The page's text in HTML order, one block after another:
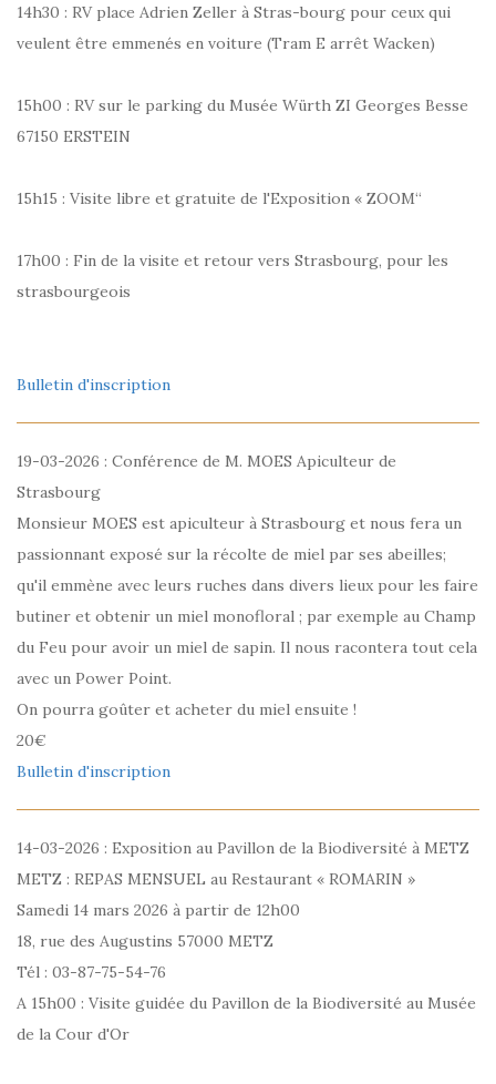
14h30 : RV place Adrien Zeller à Stras-bourg pour ceux qui
veulent être emmenés en voiture (Tram E arrêt Wacken)
15h00 : RV sur le parking du Musée Würth ZI Georges Besse
67150 ERSTEIN
15h15 : Visite libre et gratuite de l'Exposition « ZOOM“
17h00 : Fin de la visite et retour vers Strasbourg, pour les
strasbourgeois
Bulletin d'inscription
19-03-2026 : Conférence de M. MOES Apiculteur de
Strasbourg
Monsieur MOES est apiculteur à Strasbourg et nous fera un
passionnant exposé sur la récolte de miel par ses abeilles;
qu'il emmène avec leurs ruches dans divers lieux pour les faire
butiner et obtenir un miel monofloral ; par exemple au Champ
du Feu pour avoir un miel de sapin. Il nous racontera tout cela
avec un Power Point.
On pourra goûter et acheter du miel ensuite !
20€
Bulletin d'inscription
14-03-2026 : Exposition au Pavillon de la Biodiversité à METZ
METZ : REPAS MENSUEL au Restaurant « ROMARIN »
Samedi 14 mars 2026 à partir de 12h00
18, rue des Augustins 57000 METZ
Tél : 03-87-75-54-76
A 15h00 : Visite guidée du Pavillon de la Biodiversité au Musée
de la Cour d'Or